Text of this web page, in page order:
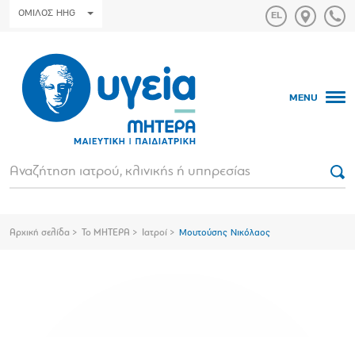
ΟΜΙΛΟΣ HHG
MENU
Αρχική σελίδα Το ΜΗΤΕΡΑ Ιατροί Μουτούσης Νικόλαος